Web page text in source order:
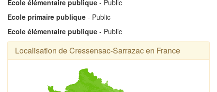
Ecole élémentaire publique - Public
Ecole primaire publique - Public
Ecole élémentaire publique - Public
Localisation de Cressensac-Sarrazac en France